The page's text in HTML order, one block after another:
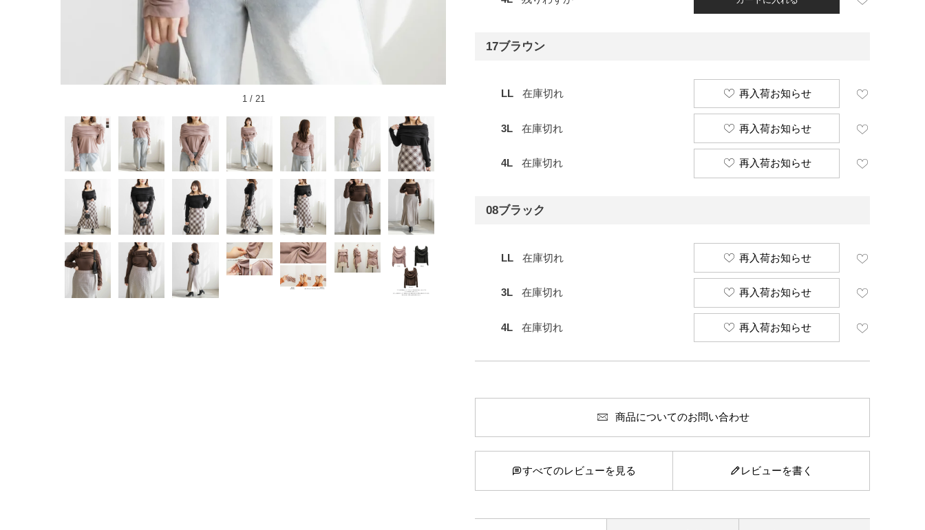
1/ 21
17ブラウン
LL 在庫切れ 再入荷お知らせ
3L 在庫切れ 再入荷お知らせ
4L 在庫切れ 再入荷お知らせ
08ブラック
LL 在庫切れ 再入荷お知らせ
3L 在庫切れ 再入荷お知らせ
4L 在庫切れ 再入荷お知らせ
商品についてのお問い合わせ
すべてのレビューを見る レビューを書く